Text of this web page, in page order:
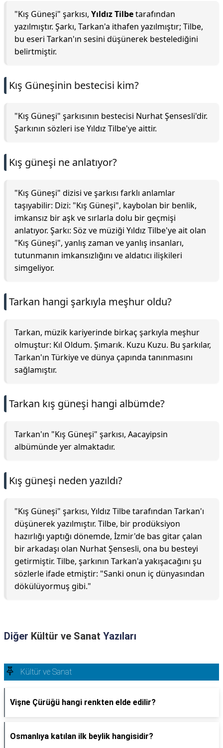
"Kış Güneşi" şarkısı, Yıldız Tilbetarafından
yazılmıştır. Şarkı, Tarkan'a ithafen yazılmıştır; Tilbe,
bu eseri Tarkan'ın sesini düşünerek bestelediğini
belirtmiştir.
Kış Güneşinin bestecisi kim?
"Kış Güneşi" şarkısının bestecisi Nurhat Şensesli'dir.
Şarkının sözleri ise Yıldız Tilbe'ye aittir.
Kış güneşi ne anlatıyor?
"Kış Güneşi" dizisi ve şarkısı farklı anlamlar
taşıyabilir: Dizi: "Kış Güneşi", kaybolan bir benlik,
imkansız bir aşk ve sırlarla dolu bir geçmişi
anlatıyor. Şarkı: Söz ve müziği Yıldız Tilbe'ye ait olan
"Kış Güneşi", yanlış zaman ve yanlış insanları,
tutunmanın imkansızlığını ve aldatıcı ilişkileri
simgeliyor.
Tarkan hangi şarkıyla meşhur oldu?
Tarkan, müzik kariyerinde birkaç şarkıyla meşhur
olmuştur: Kıl Oldum. Şımarık. Kuzu Kuzu. Bu şarkılar,
Tarkan'ın Türkiye ve dünya çapında tanınmasını
sağlamıştır.
Tarkan kış güneşi hangi albümde?
Tarkan'ın "Kış Güneşi" şarkısı, Aacayipsin
albümünde yer almaktadır.
Kış güneşi neden yazıldı?
"Kış Güneşi" şarkısı, Yıldız Tilbe tarafından Tarkan'ı
düşünerek yazılmıştır. Tilbe, bir prodüksiyon
hazırlığı yaptığı dönemde, İzmir'de bas gitar çalan
bir arkadaşı olan Nurhat Şensesli, ona bu besteyi
getirmiştir. Tilbe, şarkının Tarkan'a yakışacağını şu
sözlerle ifade etmiştir: "Sanki onun iç dünyasından
dökülüyormuş gibi."
Diğer Kültür ve Sanat Yazıları
Kültür ve Sanat
Vişne Çürüğü hangi renkten elde edilir?
Osmanlıya katılan ilk beylik hangisidir?